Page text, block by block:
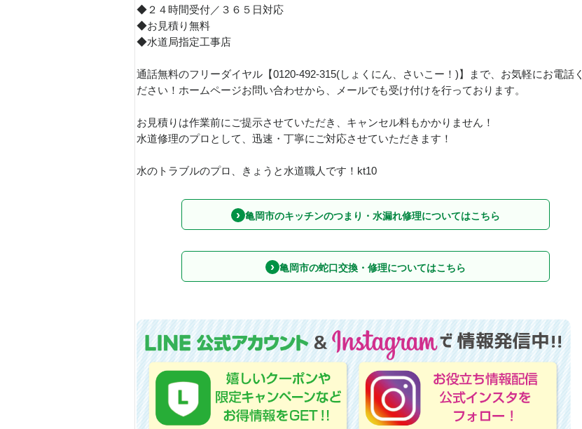
◆２４時間受付／３６５日対応
◆お見積り無料
◆水道局指定工事店
通話無料のフリーダイヤル【0120-492-315(しょくにん、さいこー！)】まで、お気軽にお電話く
ださい！ホームページお問い合わせから、メールでも受け付けを行っております。
お見積りは作業前にご提示させていただき、キャンセル料もかかりません！
水道修理のプロとして、迅速・丁寧にご対応させていただきます！
水のトラブルのプロ、きょうと水道職人です！kt10
亀岡市のキッチンのつまり・水漏れ修理についてはこちら
亀岡市の蛇口交換・修理についてはこちら